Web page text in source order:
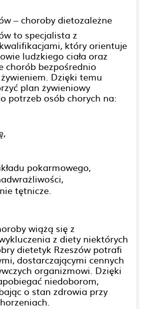
– choroby dietozależne
to specjalista z
który orientuje
ludzkiego ciała oraz
chorób bezpośrednio
Dzięki temu
plan żywieniowy
potrzeb osób chorych na:
pokarmowego,
tętnicze.
wiążą się z
z diety niektórych
dietetyk Rzeszów potrafi
dostarczającymi cennych
organizmowi. Dzięki
niedoborom,
o stan zdrowia przy